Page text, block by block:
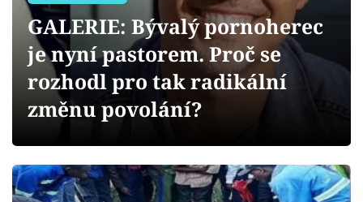
Videa
Sledujte prima+
Sledujte nás
GALERIE: Bývalý pornoherec
je nyní pastorem. Proč se
rozhodl pro tak radikální
změnu povolání?